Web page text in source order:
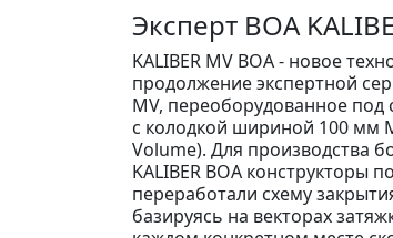
Эксперт BOA
KALIBER MV BOA - новое
продолжение экспертной
MV, переоборудованное под
с колодкой шириной 100 мм
Volume). Для производства
KALIBER BOA конструкторы
переработали схему
базируясь на векторах